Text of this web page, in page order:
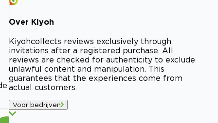
Over Kiyoh
Kiyohcollects reviews exclusively through
invitations after a registered purchase. All
reviews are checked for authenticity to exclude
unlawful content and manipulation. This
guarantees that the experiences come from
actual customers.
Voor bedrijven